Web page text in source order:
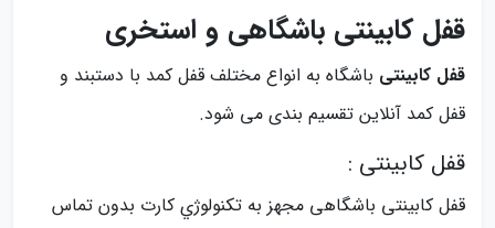
قفل کابینتی باشگاهی و استخری
قفل کابینتی باشگاه به انواع مختلف قفل کمد با دستبند و
قفل کمد آنلاین تقسیم بندی می شود.
قفل کابینتی :
قفل کابینتی باشگاهی مجهز به تكنولوژي كارت بدون تماس